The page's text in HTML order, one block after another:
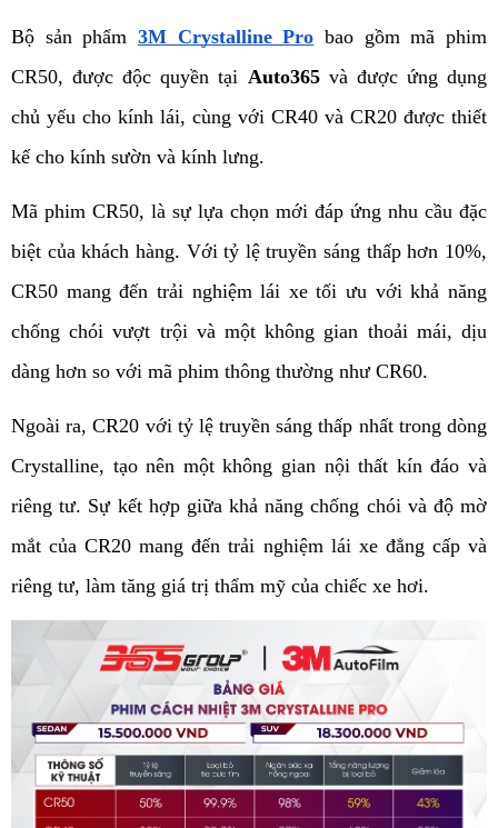
Bộ sản phẩm 3M Crystalline Pro bao gồm mã phim
CR50, được độc quyền tại Auto365 và được ứng dụng
chủ yếu cho kính lái, cùng với CR40 và CR20 được thiết
kế cho kính sườn và kính lưng.
Mã phim CR50, là sự lựa chọn mới đáp ứng nhu cầu đặc
biệt của khách hàng. Với tỷ lệ truyền sáng thấp hơn 10%,
CR50 mang đến trải nghiệm lái xe tối ưu với khả năng
chống chói vượt trội và một không gian thoải mái, dịu
dàng hơn so với mã phim thông thường như CR60.
Ngoài ra, CR20 với tỷ lệ truyền sáng thấp nhất trong dòng
Crystalline, tạo nên một không gian nội thất kín đáo và
riêng tư. Sự kết hợp giữa khả năng chống chói và độ mờ
mắt của CR20 mang đến trải nghiệm lái xe đẳng cấp và
riêng tư, làm tăng giá trị thẩm mỹ của chiếc xe hơi.